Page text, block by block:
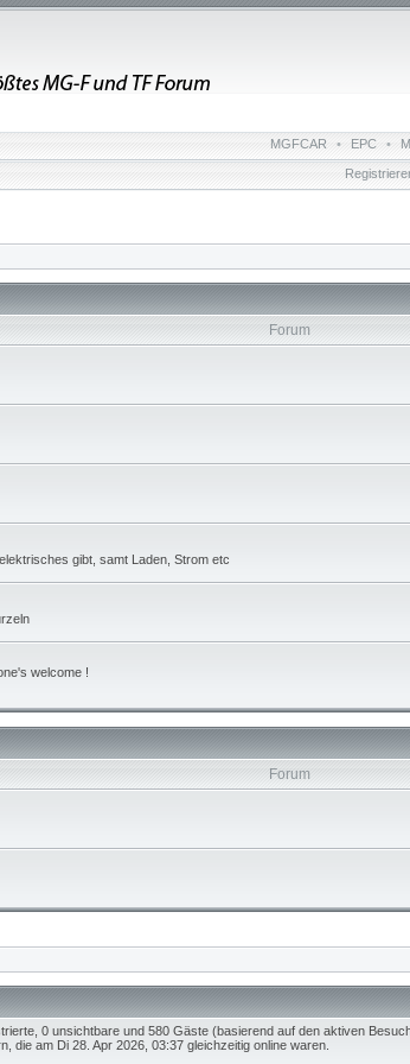
MGFCAR • EPC •
Forum
gibt, samt Laden, Strom etc
welcome !
Forum
0 unsichtbare und 580 Gäste (basierend auf den aktiven
die am Di 28. Apr 2026, 03:37 gleichzeitig online waren.